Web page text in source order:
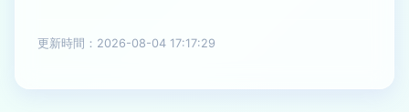
更新時間：2026-08-04 17:17:29